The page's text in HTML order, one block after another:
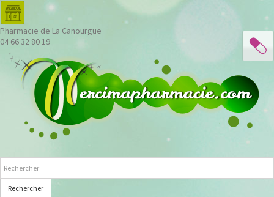
Pharmacie de La Canourgue
04 66 32 80 19
Rechercher